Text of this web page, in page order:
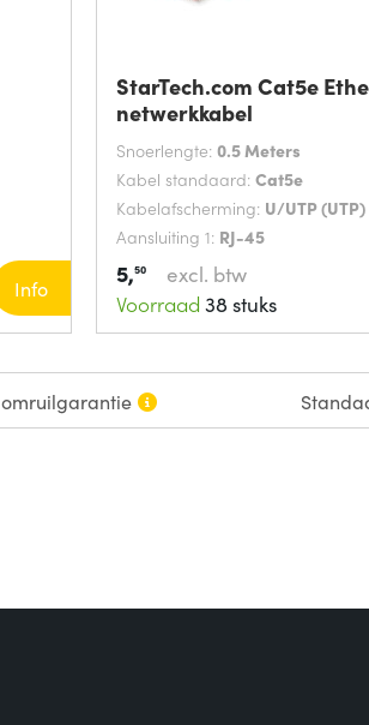
Info
StarTech.com Cat5e
netwerkkabel
Snoerlengte: 0.5 Meters
Kabel standaard: Cat5e
Kabelafscherming: U/UTP (UTP)
Aansluiting 1: RJ-45
5,50
excl. btw
Voorraad 38 stuks